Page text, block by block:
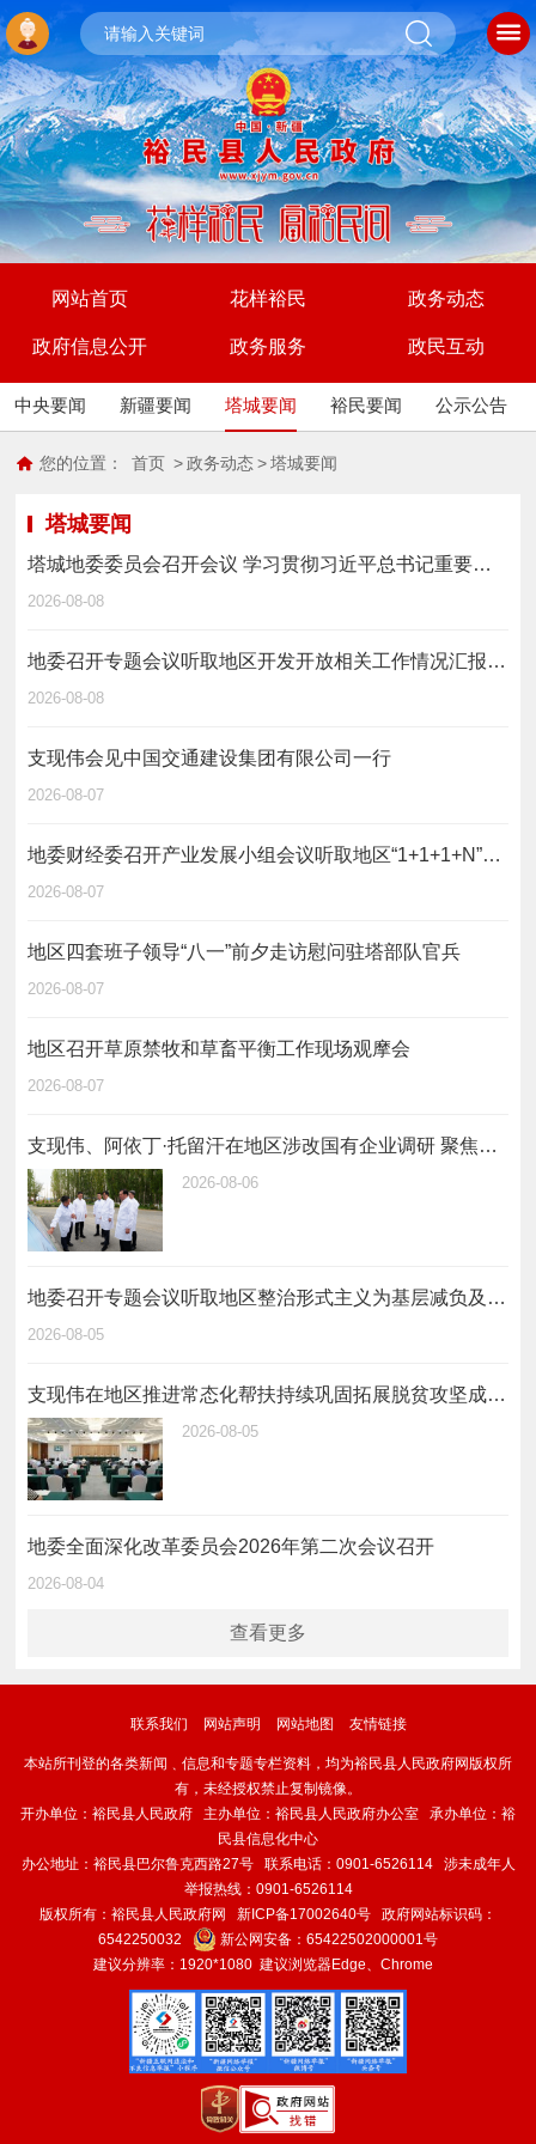
网站首页 花样裕民 政务动态
政府信息公开 政务服务 政民互动
中央要闻 新疆要闻 塔城要闻 裕民要闻 公示公告
您的位置： 首页 > 政务动态 > 塔城要闻
塔城要闻
塔城地委委员会召开会议 学习贯彻习近平总书记重要讲话精神 研究部署乡村振兴、财源建设等工作
2026-08-08
地委召开专题会议听取地区开发开放相关工作情况汇报 用活用好开放平台 聚力办好巴克图论坛 为地区打造对外开放新高地提供坚实支撑
2026-08-08
支现伟会见中国交通建设集团有限公司一行
2026-08-07
地委财经委召开产业发展小组会议听取地区“1+1+1+N”重大产业项目推进情况汇报
2026-08-07
地区四套班子领导“八一”前夕走访慰问驻塔部队官兵
2026-08-07
地区召开草原禁牧和草畜平衡工作现场观摩会
2026-08-07
支现伟、阿依丁·托留汗在地区涉改国有企业调研 聚焦主责主业 深化改革创新 推动地区国有企业和国有资本做强做优做大
2026-08-06
地委召开专题会议听取地区整治形式主义为基层减负及自治区反馈问题整改情况汇报
2026-08-05
支现伟在地区推进常态化帮扶持续巩固拓展脱贫攻坚成果工作会议上强调 全面落实常态化帮扶工作举措 坚决守牢不发生规模性返贫致贫底线
2026-08-05
地委全面深化改革委员会2026年第二次会议召开
2026-08-04
查看更多
联系我们 网站声明 网站地图 友情链接
本站所刊登的各类新闻﹑信息和专题专栏资料，均为裕民县人民政府网版权所
有，未经授权禁止复制镜像。
开办单位：裕民县人民政府 主办单位：裕民县人民政府办公室 承办单位：裕
民县信息化中心
办公地址：裕民县巴尔鲁克西路27号 联系电话：0901-6526114 涉未成年人
举报热线：0901-6526114
版权所有：裕民县人民政府网 新ICP备17002640号 政府网站标识码：
6542250032
新公网安备： 65422502000001号
建议分辨率：1920*1080 建议浏览器Edge、Chrome